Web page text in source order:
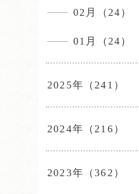
02月（24）
01月（24）
2025年（241）
2024年（216）
2023年（362）